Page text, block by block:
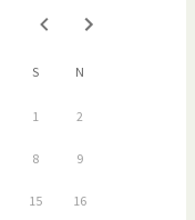
S N
1 2
8 9
15 16